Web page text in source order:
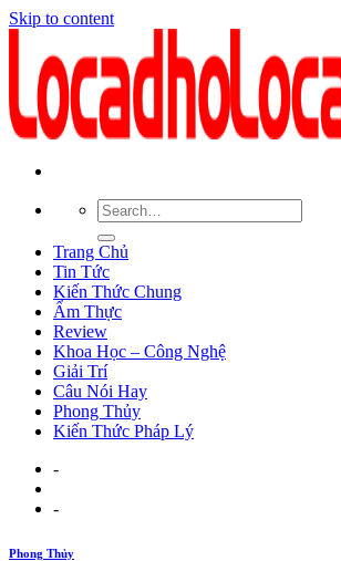
Skip to content
Trang Chủ
Tin Tức
Kiến Thức Chung
Ẩm Thực
Review
Khoa Học – Công Nghệ
Giải Trí
Câu Nói Hay
Phong Thủy
Kiến Thức Pháp Lý
-
-
Phong Thủy